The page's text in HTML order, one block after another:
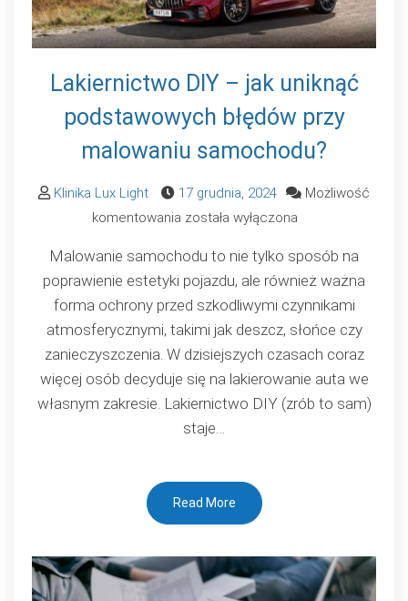
Lakiernictwo DIY – jak uniknąć
podstawowych błędów przy
malowaniu samochodu?
Klinika Lux Light 17 grudnia, 2024
Możliwość
komentowania Lakiernictwo
–
jak
uniknąć
podstawowych
błędów
przy
malowaniu
samochodu?
została wyłączona
Malowanie samochodu to nie tylko sposób na
poprawienie estetyki pojazdu, ale również ważna
forma ochrony przed szkodliwymi czynnikami
atmosferycznymi, takimi jak deszcz, słońce czy
zanieczyszczenia. W dzisiejszych czasach coraz
więcej osób decyduje się na lakierowanie auta we
własnym zakresie. Lakiernictwo DIY (zrób to sam)
staje…
Read More